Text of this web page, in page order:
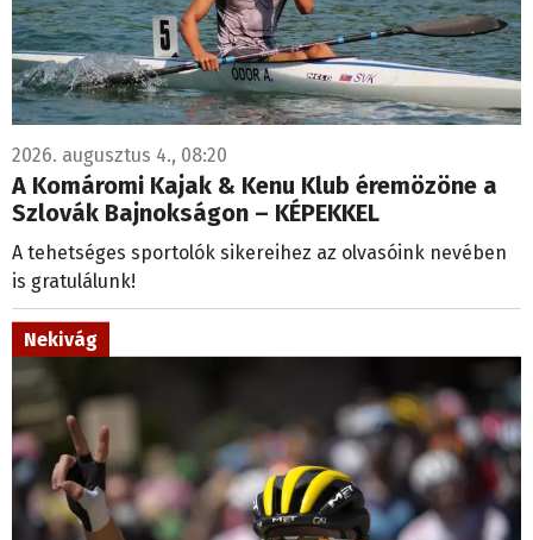
2026. augusztus 4., 08:20
A Komáromi Kajak & Kenu Klub éremözöne a
Szlovák Bajnokságon – KÉPEKKEL
A tehetséges sportolók sikereihez az olvasóink nevében
Nekivág